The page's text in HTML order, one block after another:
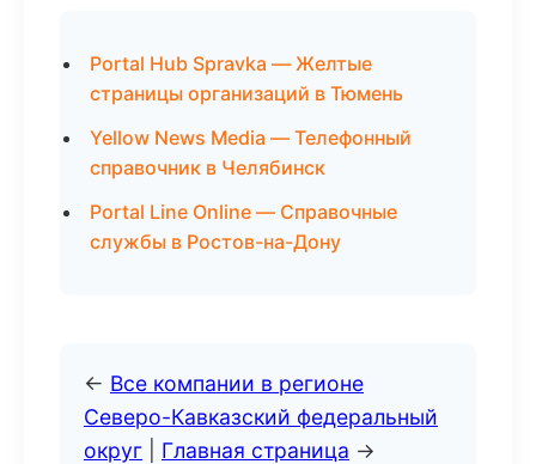
Portal Hub Spravka — Желтые
страницы организаций в Тюмень
Yellow News Media — Телефонный
справочник в Челябинск
Portal Line Online — Справочные
службы в Ростов-на-Дону
← Все компании в регионе
Северо-Кавказский федеральный
округ
Главная страница →